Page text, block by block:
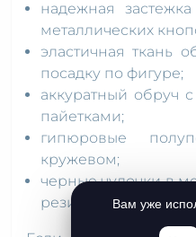
надежная
металлических
эластичная ткань
посадку по фигуре;
аккуратный обруч
пайетками;
гипюровые
кружевом;
черные чулочки в
резиночке.Вам уже